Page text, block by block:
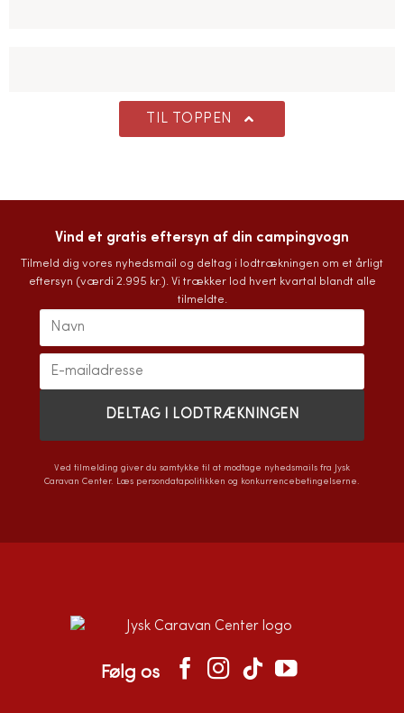
TIL TOPPEN
Vind et gratis eftersyn af din campingvogn
Tilmeld dig vores nyhedsmail og deltag i lodtrækningen om et årligt
eftersyn (værdi 2.995 kr.). Vi trækker lod hvert kvartal blandt alle
tilmeldte.
Ved tilmelding giver du samtykke til at modtage nyhedsmails fra Jysk
Caravan Center. Læs persondatapolitikken og konkurrencebetingelserne.
Følg os